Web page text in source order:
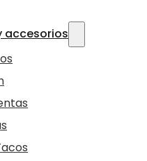
accesorios